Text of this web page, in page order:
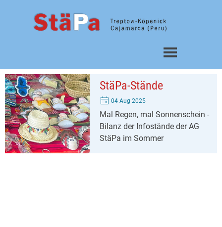
Menü überspringen
StäPa-Stände
04 Aug 2025
Mal Regen, mal Sonnenschein -
Bilanz der Infostände der AG
StäPa im Sommer